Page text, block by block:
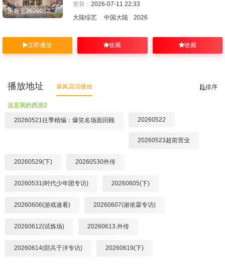
更新至20260521往季精编：爆笑名场面回顾
更新： 2026-07-11 22:33
大陆综艺
中国大陆 2026
立即播放 收藏 收藏
排序
播放地址 暴风高清播放
这是我的西游2
20260521往季精编：爆笑名场面回顾 20260522
20260523超前营业
20260529(下) 20260530外传
20260531(时代少年团专访) 20260605(下)
20260606(游戏速看) 20260607(谢依霖专访)
20260612(试炼场) 20260613.外传
20260614(邵兵于洋专访) 20260619(下)